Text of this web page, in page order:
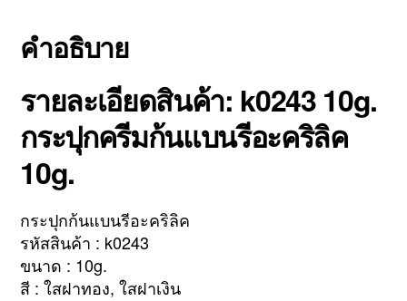
คำอธิบาย
รายละเอียดสินค้า: k0243 10g.
กระปุกครีมก้นแบนรีอะคริลิค
10g.
กระปุกก้นแบนรีอะคริลิค
รหัสสินค้า : k0243
ขนาด : 10g.
สี : ใสฝาทอง, ใสฝาเงิน